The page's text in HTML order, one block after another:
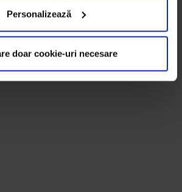
Personalizează
doar cookie-uri necesare